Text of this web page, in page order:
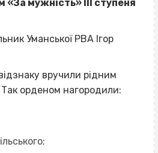
мужність» ІІІ ступеня
Уманської РВА Ігор
вручили рідним
Так орденом нагородили: